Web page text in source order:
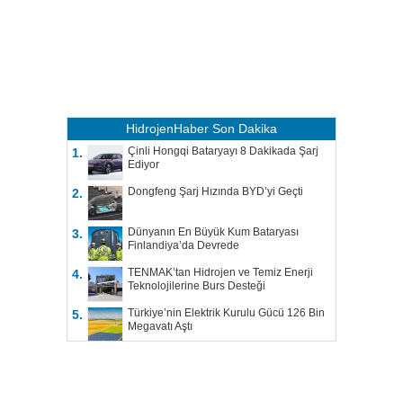
HidrojenHaber Son Dakika
1.
Çinli Hongqi Bataryayı 8 Dakikada Şarj
Ediyor
2. Dongfeng Şarj Hızında BYD’yi Geçti
3.
Dünyanın En Büyük Kum Bataryası
Finlandiya’da Devrede
4.
TENMAK’tan Hidrojen ve Temiz Enerji
Teknolojilerine Burs Desteği
5.
Türkiye’nin Elektrik Kurulu Gücü 126 Bin
Megavatı Aştı